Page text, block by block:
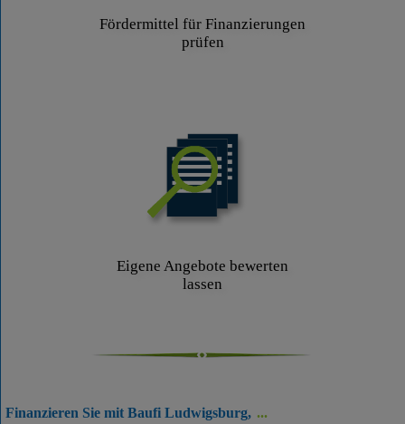
Fördermittel für Finanzierungen
prüfen
Eigene Angebote bewerten
lassen
Finanzieren Sie mit Baufi Ludwigsburg,